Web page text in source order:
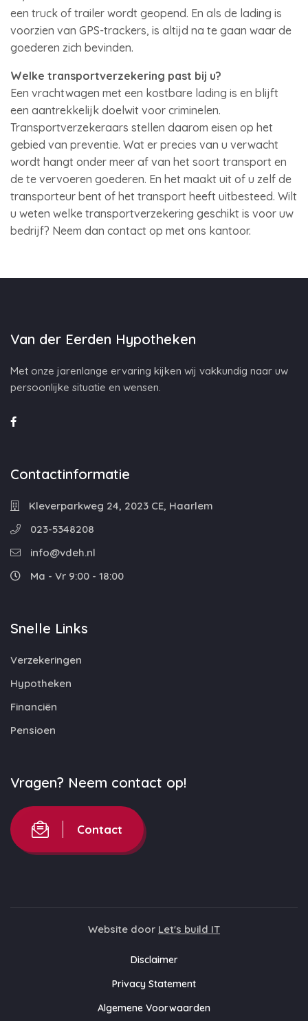
een truck of trailer wordt geopend. En als de lading is
voorzien van GPS-trackers, is altijd na te gaan waar de
goederen zich bevinden.
Welke transportverzekering past bij u?
Een vrachtwagen met een kostbare lading is en blijft
een aantrekkelijk doelwit voor criminelen.
Transportverzekeraars stellen daarom eisen op het
gebied van preventie. Wat er precies van u verwacht
wordt hangt onder meer af van het soort transport en
de te vervoeren goederen. En het maakt uit of u zelf de
transporteur bent of het transport heeft uitbesteed. Wilt
u weten welke transportverzekering geschikt is voor uw
bedrijf? Neem dan contact op met ons kantoor.
Van der Eerden Hypotheken
Met onze jarenlange ervaring kijken wij vakkundig naar uw
persoonlijke situatie en wensen.
Contactinformatie
Kleverparkweg 24, 2023 CE, Haarlem
023-5348208
info@vdeh.nl
Ma - Vr 9:00 - 18:00
Snelle Links
Verzekeringen
Hypotheken
Financiën
Pensioen
Vragen? Neem contact op!
Contact
Website door Let's build IT
Disclaimer
Privacy Statement
Algemene Voorwaarden